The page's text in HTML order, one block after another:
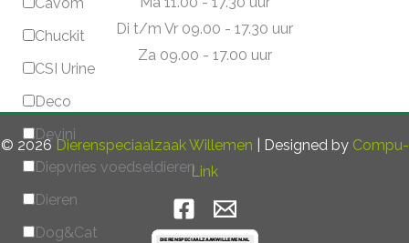
Chuckit
CSI Urine
Deco
Devini
Diepvries voedseldieren
Dieren
Dog&Cat
Di t/m Vr 09.00 - 17.30 uur
Za 09.00 - 17.00 uur
© 2026 Dierenspeciaalzaak Willemen | Designed by Compu-
Link